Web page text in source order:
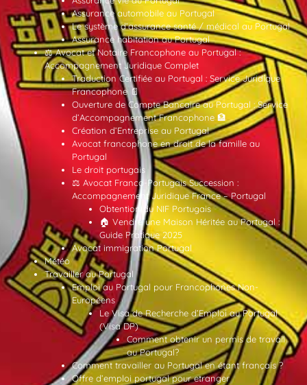
Assurance automobile au Portugal
Le système d’assurance santé / médical au Portugal
Assurance habitation au Portugal
⚖️ Avocat et Notaire Francophone au Portugal :
Accompagnement Juridique Complet
Traduction Certifiée au Portugal : Service Juridique
Francophone 📄
Ouverture de Compte Bancaire au Portugal : Service
d’Accompagnement Francophone 🏦
Création d’Entreprise au Portugal
Avocat francophone en droit de la famille au
Portugal
Le droit portugais
⚖️ Avocat Franco-Portugais Succession :
Accompagnement Juridique France – Portugal
Obtention du NIF Portugais
🏠 Vendre une Maison Héritée au Portugal :
Guide Pratique 2025
Avocat immigration Portugal
Météo
Travailler au Portugal
Emploi au Portugal pour Francophones Non-
Européens
Le Visa de Recherche d’Emploi au Portugal
(Visa DP)
Comment obtenir un permis de travail
au Portugal?
Comment travailler au Portugal en étant français ?
Offre d’emploi portugal pour etranger